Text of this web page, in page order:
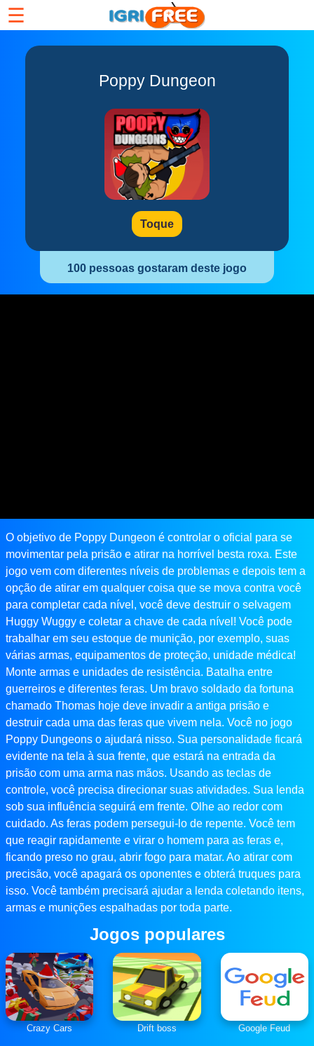
☰
Poppy Dungeon
Toque
100 pessoas gostaram deste jogo
O objetivo de Poppy Dungeon é controlar o oficial para se
movimentar pela prisão e atirar na horrível besta roxa. Este
jogo vem com diferentes níveis de problemas e depois tem a
opção de atirar em qualquer coisa que se mova contra você
para completar cada nível, você deve destruir o selvagem
Huggy Wuggy e coletar a chave de cada nível! Você pode
trabalhar em seu estoque de munição, por exemplo, suas
várias armas, equipamentos de proteção, unidade médica!
Monte armas e unidades de resistência. Batalha entre
guerreiros e diferentes feras. Um bravo soldado da fortuna
chamado Thomas hoje deve invadir a antiga prisão e
destruir cada uma das feras que vivem nela. Você no jogo
Poppy Dungeons o ajudará nisso. Sua personalidade ficará
evidente na tela à sua frente, que estará na entrada da
prisão com uma arma nas mãos. Usando as teclas de
controle, você precisa direcionar suas atividades. Sua lenda
sob sua influência seguirá em frente. Olhe ao redor com
cuidado. As feras podem persegui-lo de repente. Você tem
que reagir rapidamente e virar o homem para as feras e,
ficando preso no grau, abrir fogo para matar. Ao atirar com
precisão, você apagará os oponentes e obterá truques para
isso. Você também precisará ajudar a lenda coletando itens,
armas e munições espalhadas por toda parte.
Jogos populares
Crazy Cars Drift boss Google Feud